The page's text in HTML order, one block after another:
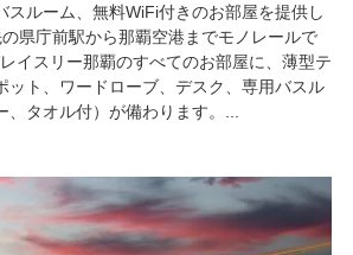
スルーム、無料WiFi付きのお部屋を提供し
県庁前駅から那覇空港までモノレールで
イスリー那覇のすべてのお部屋に、薄型テ
ット、ワードローブ、デスク、専用バスル
タオル付）が備わります。...